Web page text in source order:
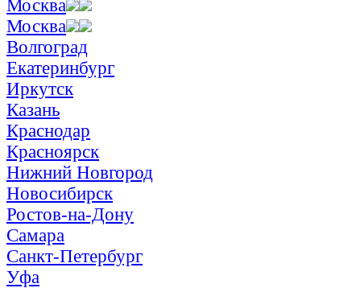
Москва
Москва
Волгоград
Екатеринбург
Иркутск
Казань
Краснодар
Красноярск
Нижний Новгород
Новосибирск
Ростов-на-Дону
Самара
Санкт-Петербург
Уфа